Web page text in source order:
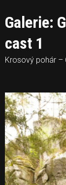
Galerie:
cast 1
Krosový pohár –